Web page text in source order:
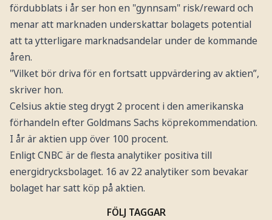
fördubblats i år ser hon en "gynnsam" risk/reward och
menar att marknaden underskattar bolagets potential
att ta ytterligare marknadsandelar under de kommande
åren.
"Vilket bör driva för en fortsatt uppvärdering av aktien”,
skriver hon.
Celsius aktie steg drygt 2 procent i den amerikanska
förhandeln efter Goldmans Sachs köprekommendation.
I år är aktien upp över 100 procent.
Enligt CNBC är de flesta analytiker positiva till
energidrycksbolaget. 16 av 22 analytiker som bevakar
bolaget har satt köp på aktien.
FÖLJ TAGGAR